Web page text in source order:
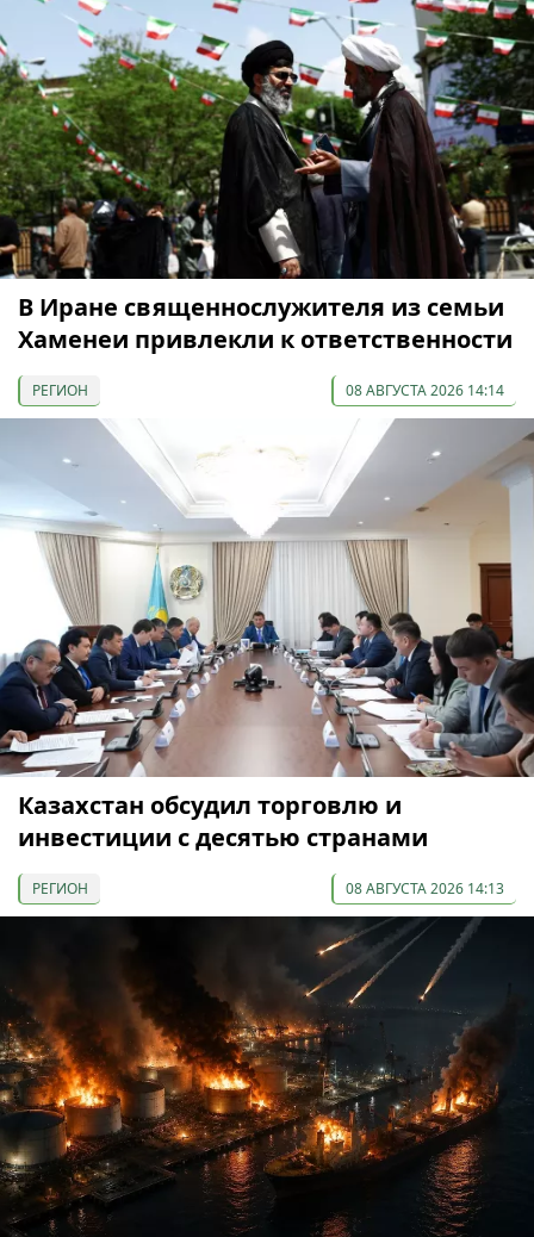
В Иране священнослужителя из семьи
Хаменеи привлекли к ответственности
РЕГИОН 08 АВГУСТА 2026 14:14
Казахстан обсудил торговлю и
инвестиции с десятью странами
РЕГИОН 08 АВГУСТА 2026 14:13